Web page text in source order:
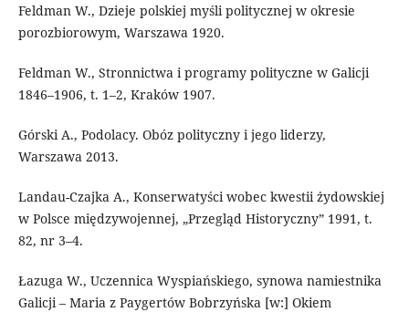
Feldman W., Dzieje polskiej myśli politycznej w okresie
porozbiorowym, Warszawa 1920.
Feldman W., Stronnictwa i programy polityczne w Galicji
1846–1906, t. 1–2, Kraków 1907.
Górski A., Podolacy. Obóz polityczny i jego liderzy,
Warszawa 2013.
Landau-Czajka A., Konserwatyści wobec kwestii żydowskiej
w Polsce międzywojennej, „Przegląd Historyczny” 1991, t.
82, nr 3–4.
Łazuga W., Uczennica Wyspiańskiego, synowa namiestnika
Galicji – Maria z Paygertów Bobrzyńska [w:] Okiem